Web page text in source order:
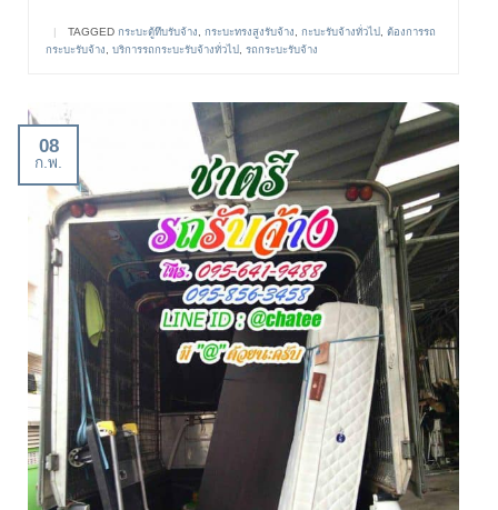
| TAGGED กระบะตู้ทึบรับจ้าง กระบะทรงสูงรับจ้าง กะบะรับจ้างทั่วไป
ต้องการรถ
กระบะรับจ้าง
บริการรถกระบะรับจ้างทั่วไป รถกระบะรับจ้าง
08
ก.พ.